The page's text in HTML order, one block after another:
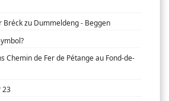
Bréck zu Dummeldeng - Beggen
Chemin de Fer de Pétange au Fond-de-
23